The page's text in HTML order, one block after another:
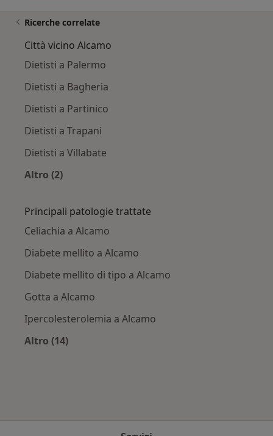
Ricerche correlate
Città vicino Alcamo
Dietisti a Palermo
Dietisti a Bagheria
Dietisti a Partinico
Dietisti a Trapani
Dietisti a Villabate
Altro (2)
Principali patologie trattate
Celiachia a Alcamo
Diabete mellito a Alcamo
Diabete mellito di tipo a Alcamo
Gotta a Alcamo
Ipercolesterolemia a Alcamo
Altro (14)